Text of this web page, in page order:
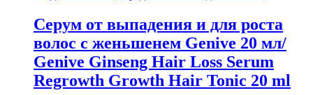
Серум от выпадения и для роста
волос с женьшенем Genive 20 мл/
Genive Ginseng Hair Loss Serum
Regrowth Growth Hair Tonic 20 ml